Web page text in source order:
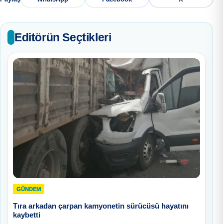
Editörün Seçtikleri
GÜNDEM
Tıra arkadan çarpan kamyonetin sürücüsü hayatını
kaybetti